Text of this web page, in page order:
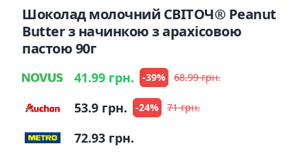
Шоколад молочний СВІТОЧ® Peanut
Butter з начинкою з арахісовою
пастою 90г
41.99 грн. -39% 68.99 грн.
53.9 грн. -24% 71 грн.
72.93 грн.